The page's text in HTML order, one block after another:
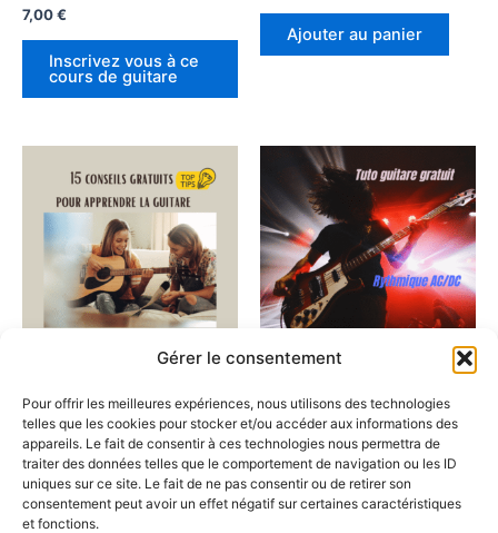
Gérer le consentement
Pour offrir les meilleures expériences, nous utilisons des technologies
telles que les cookies pour stocker et/ou accéder aux informations des
appareils. Le fait de consentir à ces technologies nous permettra de
traiter des données telles que le comportement de navigation ou les ID
uniques sur ce site. Le fait de ne pas consentir ou de retirer son
consentement peut avoir un effet négatif sur certaines caractéristiques
et fonctions.
7,00€
Inscrivez vous à ce
cours de guitare
Ajouter au panier
15 astuces à savoir pour
apprendre la guitare
0,00 €
Ajouter au panier
Tuto guitare gratuit
rythmique AC/DC
0,00€